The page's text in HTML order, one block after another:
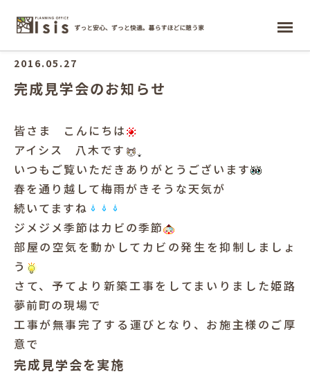
ホーム
犬と暮らす
2016.05.27
完成見学会のお知らせ
皆さま こんにちは
アイシス 八木です
いつもご覧いただきありがとうございます
春を通り越して梅雨がきそうな天気が
続いてますね
ジメジメ季節はカビの季節
部屋の空気を動かしてカビの発生を抑制しましょ
う
さて、予てより新築工事をしてまいりました姫路
夢前町の現場で
工事が無事完了する運びとなり、お施主様のご厚
意で
完成見学会を実施